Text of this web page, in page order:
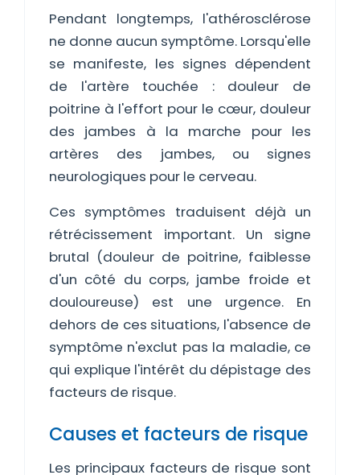
Pendant longtemps, l'athérosclérose
ne donne aucun symptôme. Lorsqu'elle
se manifeste, les signes dépendent
de l'artère touchée : douleur de
poitrine à l'effort pour le cœur, douleur
des jambes à la marche pour les
artères des jambes, ou signes
neurologiques pour le cerveau.
Ces symptômes traduisent déjà un
rétrécissement important. Un signe
brutal (douleur de poitrine, faiblesse
d'un côté du corps, jambe froide et
douloureuse) est une urgence. En
dehors de ces situations, l'absence de
symptôme n'exclut pas la maladie, ce
qui explique l'intérêt du dépistage des
facteurs de risque.
Causes et facteurs de risque
Les principaux facteurs de risque sont